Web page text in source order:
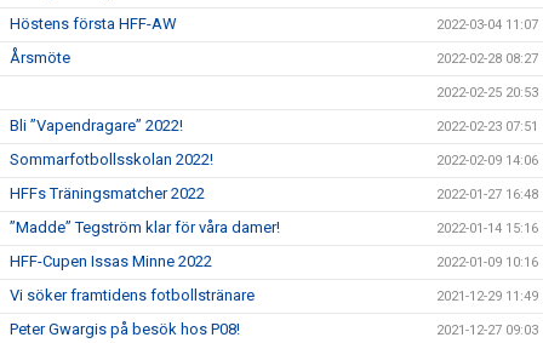
Höstens första HFF-AW 2022-03-04 11:07
Årsmöte 2022-02-28 08:27
2022-02-25 20:53
Bli ”Vapendragare” 2022! 2022-02-23 07:51
Sommarfotbollsskolan 2022! 2022-02-09 14:06
HFFs Träningsmatcher 2022 2022-01-27 16:48
”Madde” Tegström klar för våra damer! 2022-01-14 15:16
HFF-Cupen Issas Minne 2022 2022-01-09 10:16
Vi söker framtidens fotbollstränare 2021-12-29 11:49
Peter Gwargis på besök hos P08! 2021-12-27 09:03